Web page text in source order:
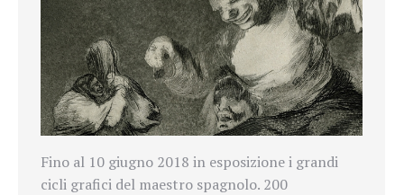
Fino al 10 giugno 2018 in esposizione i grandi
cicli grafici del maestro spagnolo. 200